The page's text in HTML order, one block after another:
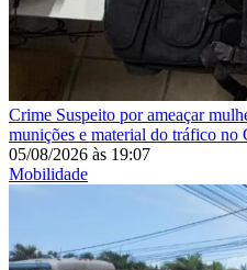
Crime Suspeito por ameaçar
munições e material do tráfico no
05/08/2026 às 19:07
Mobilidade